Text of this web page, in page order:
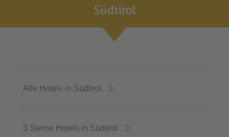
Südtirol
Alle Hotels in Südtirol
3 Sterne Hotels in Südtirol